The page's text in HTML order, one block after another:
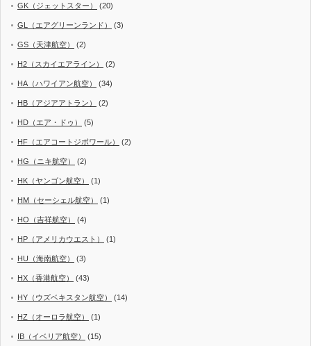
GK（ジェットスター） (20)
GL（エアグリーンランド） (3)
GS（天津航空） (2)
H2（スカイエアライン） (2)
HA（ハワイアン航空） (34)
HB（アジアアトラン） (2)
HD（エア・ドゥ） (5)
HF（エアコートジボワール） (2)
HG（ニキ航空） (2)
HK（ヤンゴン航空） (1)
HM（セーシェル航空） (1)
HO（吉祥航空） (4)
HP（アメリカウエスト） (1)
HU（海南航空） (3)
HX（香港航空） (43)
HY（ウズベキスタン航空） (14)
HZ（オーロラ航空） (1)
IB（イベリア航空） (15)